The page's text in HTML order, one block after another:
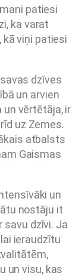
patiesi
ka varat
viņi patiesi
dzīves
un arvien
un vērtētāja, ir
uz Zemes.
atbalsts
Gaismas
un
nostāju it
savu dzīvi. Ja
ieraudzītu
un visu, kas